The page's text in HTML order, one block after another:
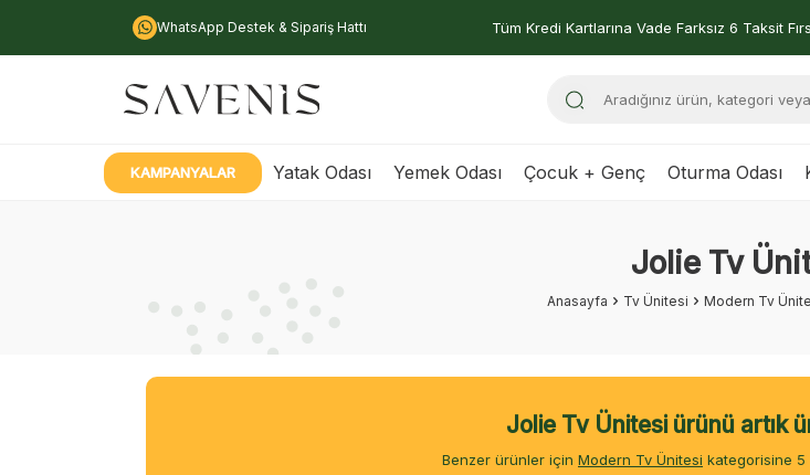
WhatsApp Destek & Sipariş Hattı Tüm Kredi Kartlarına Vade Farksız 6 Taksit
KAMPANYALAR Yatak Odası Yemek Odası Çocuk + Genç Oturma Odası
Jolie Tv
Anasayfa Tv Ünitesi Modern Tv
Jolie Tv Ünitesi ürünü artık
Benzer ürünler için Modern Tv Ünitesi kategorisine 4